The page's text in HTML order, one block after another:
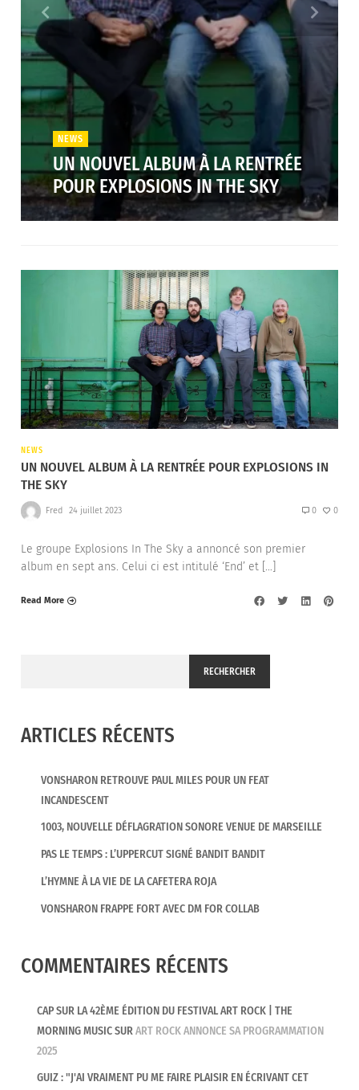
NEWS
UN NOUVEL ALBUM À LA RENTRÉE
POUR EXPLOSIONS IN THE SKY
NEWS
UN NOUVEL ALBUM À LA RENTRÉE POUR EXPLOSIONS IN
THE SKY
Fred 24 juillet 2023 0 0
Le groupe Explosions In The Sky a annoncé son premier
album en sept ans. Celui ci est intitulé ‘End’ et […]
Read More
RECHERCHER
ARTICLES RÉCENTS
VONSHARON RETROUVE PAUL MILES POUR UN FEAT
INCANDESCENT
1003, NOUVELLE DÉFLAGRATION SONORE VENUE DE MARSEILLE
PAS LE TEMPS : L’UPPERCUT SIGNÉ BANDIT BANDIT
L’HYMNE À LA VIE DE LA CAFETERA ROJA
VONSHARON FRAPPE FORT AVEC DM FOR COLLAB
COMMENTAIRES RÉCENTS
CAP SUR LA 42ÈME ÉDITION DU FESTIVAL ART ROCK | THE
MORNING MUSICSURART ROCK ANNONCE SA PROGRAMMATION
2025
GUIZ : "J'AI VRAIMENT PU ME FAIRE PLAISIR EN ÉCRIVANT CET